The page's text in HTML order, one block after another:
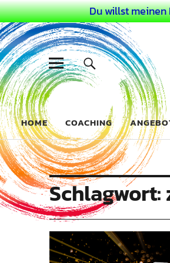
Du willst meinen
Dein
COACHING FÜR DEIN BUNTES
HOME COACHING
Schlagwort: